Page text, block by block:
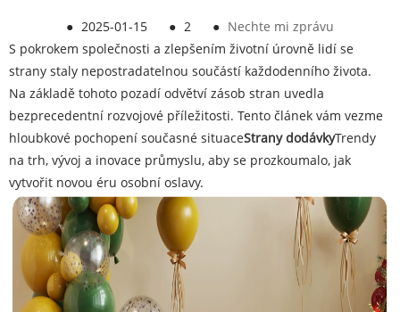
● 2025-01-15 ● 2 ● Nechte mi zprávu
S pokrokem společnosti a zlepšením životní úrovně lidí se
strany staly nepostradatelnou součástí každodenního života.
Na základě tohoto pozadí odvětví zásob stran uvedla
bezprecedentní rozvojové příležitosti. Tento článek vám vezme
hloubkové pochopení současné situaceStrany dodávkyTrendy
na trh, vývoj a inovace průmyslu, aby se prozkoumalo, jak
vytvořit novou éru osobní oslavy.